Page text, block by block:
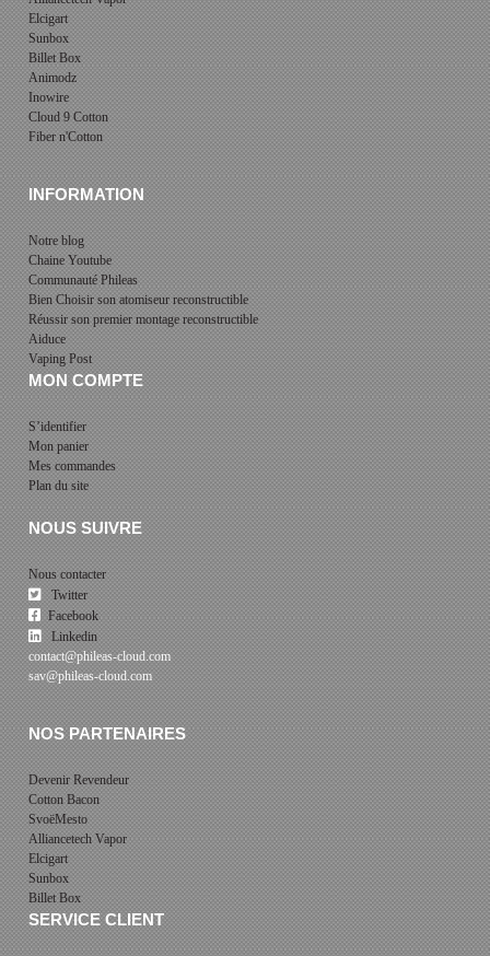
Elcigart
Sunbox
Billet Box
Animodz
Inowire
Cloud 9 Cotton
Fiber n'Cotton
INFORMATION
Notre blog
Chaine Youtube
Communauté Phileas
Bien Choisir son atomiseur reconstructible
Réussir son premier montage reconstructible
Aiduce
Vaping Post
MON COMPTE
S’identifier
Mon panier
Mes commandes
Plan du site
NOUS SUIVRE
Nous contacter
Twitter
Facebook
Linkedin
contact@phileas-cloud.com
sav@phileas-cloud.com
NOS PARTENAIRES
Devenir Revendeur
Cotton Bacon
SvoëMesto
Alliancetech Vapor
Elcigart
Sunbox
Billet Box
SERVICE CLIENT